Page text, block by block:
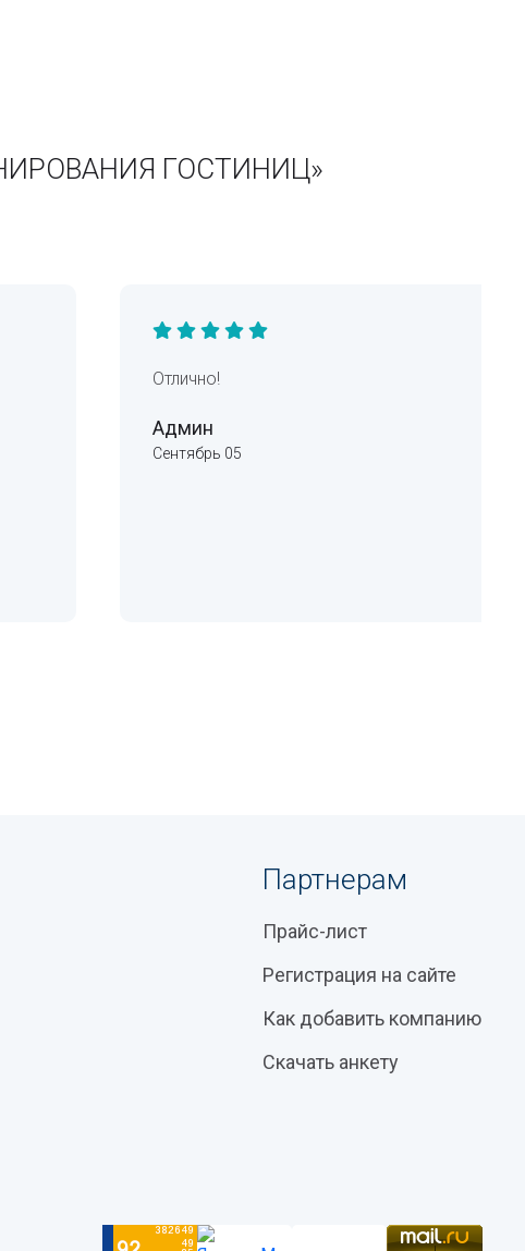
ГОСТИНИЦ»
Отлично!
Админ
Сентябрь 05
Партнерам
Прайс-лист
Регистрация на сайте
Как добавить компанию
Скачать анкету